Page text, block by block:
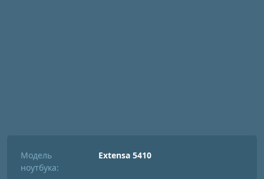
Модель
ноутбука:
Extensa 5410